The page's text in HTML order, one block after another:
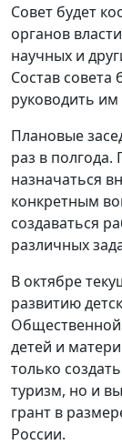
Совет будет
органов
научных и
Состав совета
руководить
Плановые
раз в
назначаться
конкретным
создаваться
различных
В октябре
развитию
детей и
только
туризм, но и
грант в
России.